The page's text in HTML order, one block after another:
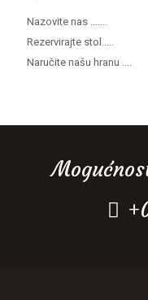
Nazovite nas .......
Rezervirajte stol.....
Naručite našu hranu ....